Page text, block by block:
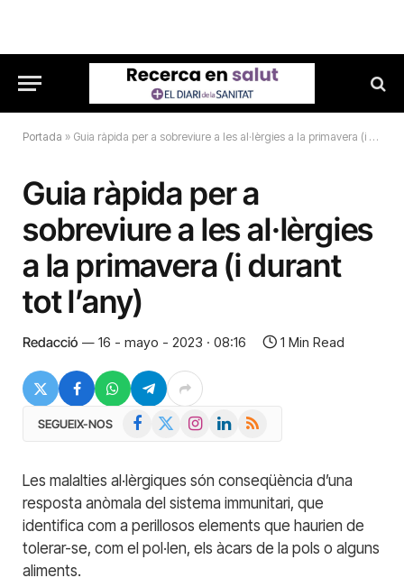
Portada » Guia ràpida per a sobreviure a les al·lèrgies a la primavera (i durant tot l’any)
Guia ràpida per a
sobreviure a les al·lèrgies
a la primavera (i durant
tot l’any)
Redacció 16 - mayo - 2023 · 08:16 1 Min Read
SEGUEIX-NOS Facebook InstagramLinkedIn
RSS
Les malalties al·lèrgiques són conseqüència d’una
resposta anòmala del sistema immunitari, que
identifica com a perillosos elements que haurien de
tolerar-se, com el pol·len, els àcars de la pols o alguns
aliments.